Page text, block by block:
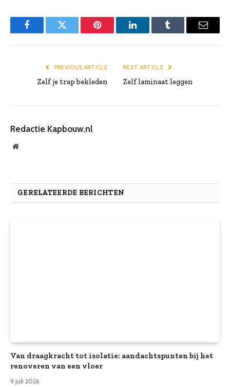
FacebookTwitter Pinterest LinkedInTumblr Email
PREVIOUS ARTICLE
Zelf je trap bekleden
NEXT ARTICLE
Zelf laminaat leggen
Redactie Kapbouw.nl
Website
GERELATEERDE BERICHTEN
Van draagkracht tot isolatie: aandachtspunten bij het
renoveren van een vloer
9 juli 2026